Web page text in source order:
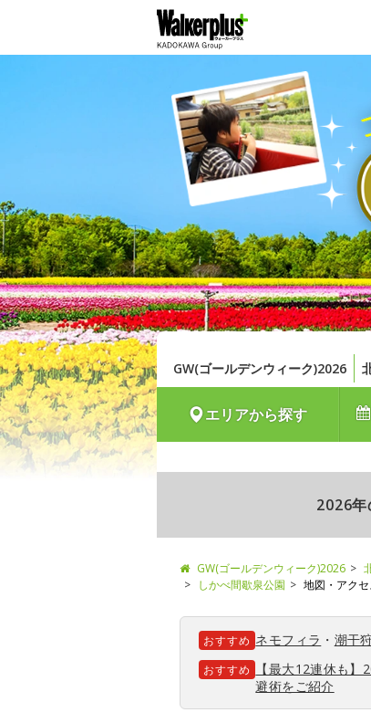
GW(ゴールデンウィーク)2026
エリアから探す
2026年
GW(ゴールデンウィーク)2026
しかべ間歇泉公園
地図・アクセ
おすすめ ネモフィラ ・ 潮干
おすすめ
【最大12連休も
避術をご紹介